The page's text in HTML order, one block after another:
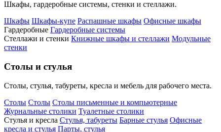
Шкафы, гардеробные системы, стенки и стеллажи.
Шкафы Шкафы-купе Распашные шкафы Офисные шкафы
Гардеробные Гардеробные системы
Стеллажи и стенки Книжные шкафы и стеллажи Модульные
стенки
Столы и стулья
Столы, стулья, табуреты, кресла и мебель для рабочего места.
Столы Столы Столы письменные и компьютерные
Журнальные столики Туалетные столики
Стулья и кресла Стулья, табуреты Барные стулья Офисные
кресла и стулья Парты, стулья